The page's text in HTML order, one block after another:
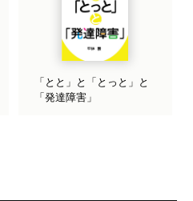
「とと」と「とっと」と
「発達障害」